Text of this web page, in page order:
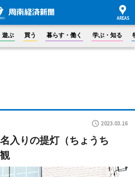
遊ぶ 買う 暮らす・働く 学ぶ・知る
2023.03.16
入りの提灯（ちょうち